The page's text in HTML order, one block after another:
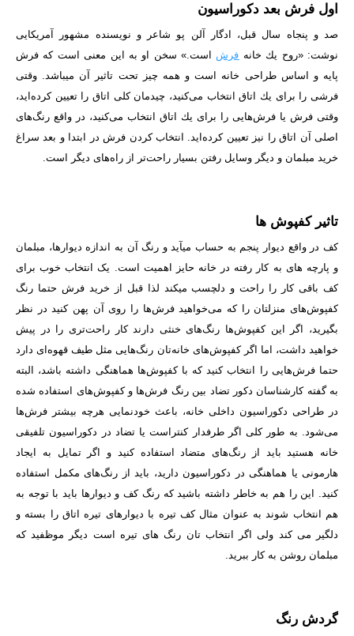
اول فرش بعد دکوراسیون
صد و پنجاه سال قبل، ادگار آلن پو شاعر و نویسنده مشهور آمریکایی
نوشت: «روح یك خانه فرش است.» سخن او به این معنی است كه فرش
پایه و اساس طراحی خانه است و همه چیز تحت تاثیر آن می­باشد. وقتی
فرشی را برای یك اتاق انتخاب می‌كنید، چیدمان كلی اتاق را تعیین كرده‌اید،
وقتی فرش یا فرش‌هایی را برای یك اتاق انتخاب می‌كنید، در واقع رنگ‌های
اصلی آن اتاق را نیز تعیین كرده‌اید. انتخاب کردن فرش در ابتدا و بعد سراغ
خرید مبلمان و دیگر وسایل رفتن بسیار راحت‌تر از راه‌های دیگر است.
تاثیر کفپوش ها
کف در واقع دیوار پنجم به حساب می­آید و رنگ آن به اندازه دیوارها، مبلمان
و پارچه ­های به کار رفته در خانه حایز اهمیت است. یک انتخاب خوب برای
کف باقی کار را راحت و دلچسب می­کند لذا قبل از خرید فرش حتما رنگ
کفپوش‌های منزلتان را که می‌خواهید فرش‌ها را روی آن پهن کنید در نظر
بگیرید، اگر این کفپوش‌ها رنگ‌های خنثی دارند کار راحت‌تری را در پیش
خواهید داشت، اما اگر کفپوش‌های خانه‌تان رنگ‌هایی مثل طیف قهوه‌ای دارد
حتما فرش‌هایی را انتخاب کنید که با کفپوش‌ها هماهنگی داشته باشد، البته
به گفته کارشناسان دکور تضاد بین رنگ فرش‌ها و کفپوش‌های استفاده شده
در طراحی دکوراسیون داخلی خانه، باعث خودنمایی هرچه بیشتر فرش‌ها
می‌شود. به طور کلی اگر طرفدار کنتراست یا تضاد در دکوراسیون تلفیقی
خانه هستید باید از رنگ‌های متضاد استفاده کنید و اگر تمایل به ایجاد
هارمونی یا هماهنگی در دکوراسیون دارید، باید از رنگ‌های مکمل استفاده
کنید. این را هم به خاطر داشته باشید که رنگ کف و دیوارها باید با توجه به
هم انتخاب شوند به عنوان مثال کف تیره با دیوارهای تیره اتاق را بسته و
دلگیر می کند ولی اگر انتخاب تان رنگ های تیره است دیگر موظفید که
مبلمان روشن به کار ببرید.
گردش رنگ